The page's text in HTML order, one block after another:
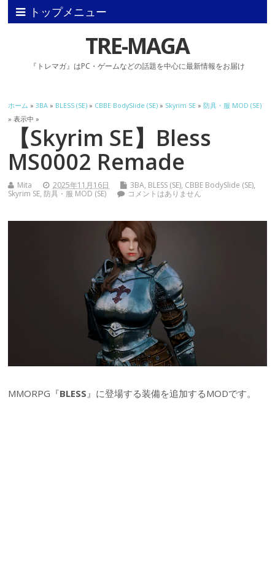
トップメニュー
TRE-MAGA
『トレマガ』はPC・ゲームなどの話題を中心に最新情報をお届け
ホーム »3BA » BLESS (SE) » CBBE BodySlide (SE) » Skyrim SE »防具・服 MOD (SE)
» 表示中 »
【Skyrim SE】Bless
MS0002 Remade
Mita 2025年11月16日 3BA, BLESS (SE), CBBE BodySlide (SE),
Skyrim SE,防具・服 MOD (SE) コメントはありません
MMORPG『BLESS 』に登場する装備を追加するMODです。